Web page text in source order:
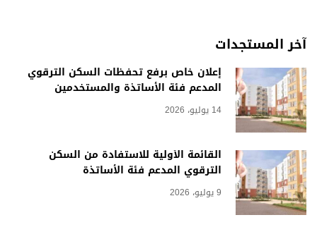
آخر المستجدات
إعلان خاص برفع تحفظات السكن الترقوي
المدعم فئة الأساتذة والمستخدمين
14 يوليو، 2026
القائمة الأولية للاستفادة من السكن
الترقوي المدعم فئة الأساتذة
9 يوليو، 2026